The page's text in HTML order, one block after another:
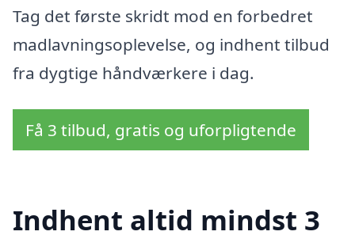
Tag det første skridt mod en forbedret
madlavningsoplevelse, og indhent tilbud
fra dygtige håndværkere i dag.
Få 3 tilbud, gratis og uforpligtende
Indhent altid mindst 3